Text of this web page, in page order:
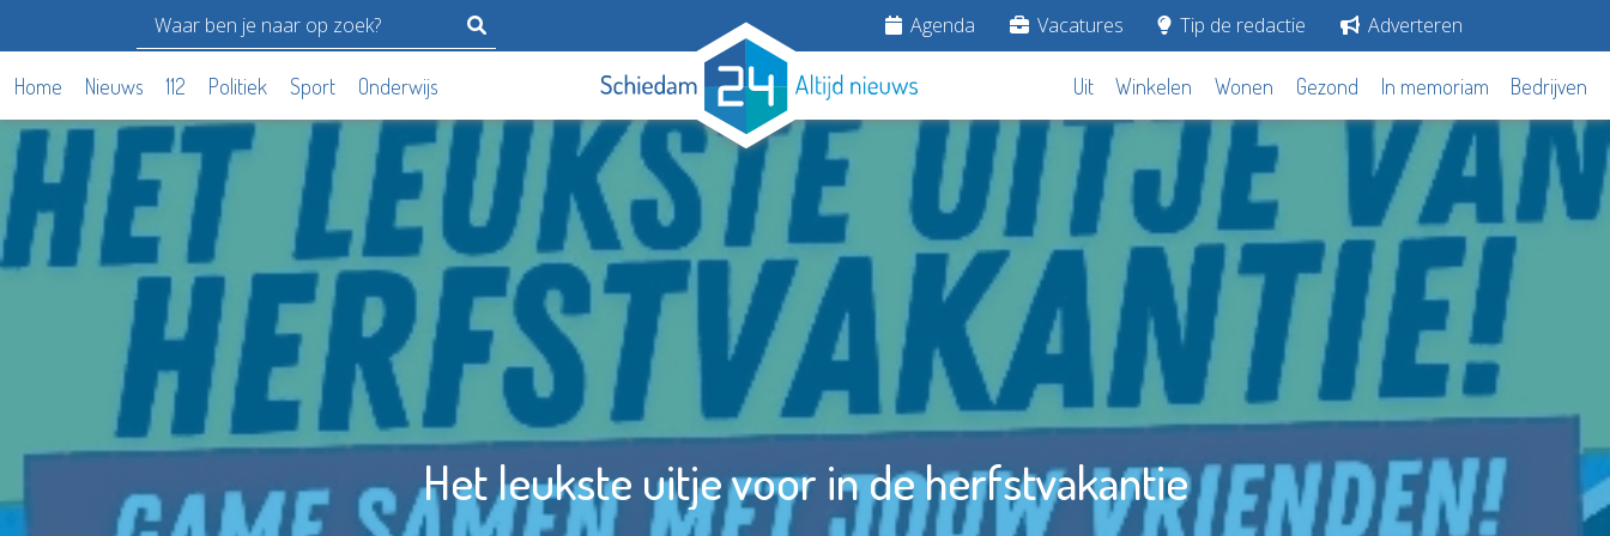
Agenda Vacatures Tip de redactie Adverteren
Home Nieuws 112 Politiek Sport Onderwijs Uit Winkelen Wonen Gezond In memoriam Bedrijven
Het leukste uitje voor in de herfstvakantie